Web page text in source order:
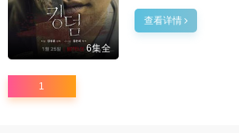
6集全
查看详情
1